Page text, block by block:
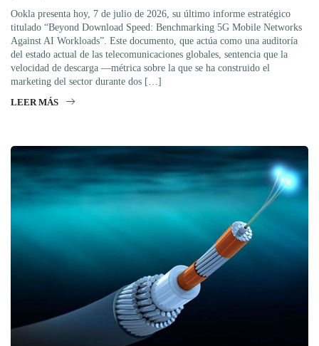
Ookla presenta hoy, 7 de julio de 2026, su último informe estratégico
titulado “Beyond Download Speed: Benchmarking 5G Mobile Networks
Against AI Workloads”. Este documento, que actúa como una auditoría
del estado actual de las telecomunicaciones globales, sentencia que la
velocidad de descarga —métrica sobre la que se ha construido el
marketing del sector durante dos […]
LEER MÁS